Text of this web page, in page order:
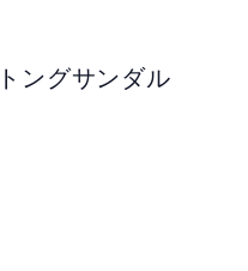
ングサンダル